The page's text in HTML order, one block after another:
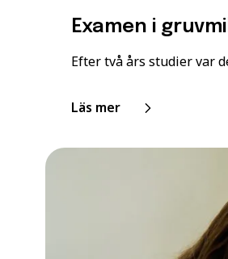
Examen i
Efter två års studier var
Läs mer